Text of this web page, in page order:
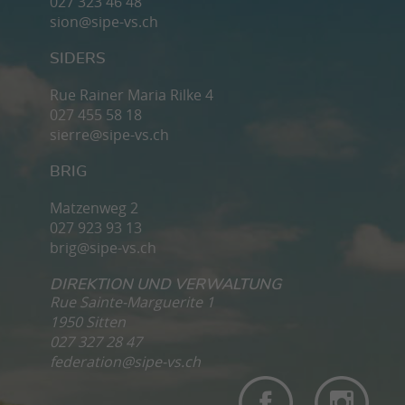
sion@sipe-vs.ch
SIDERS
Rue Rainer Maria Rilke 4
027 455 58 18
sierre@sipe-vs.ch
BRIG
Matzenweg 2
027 923 93 13
brig@sipe-vs.ch
DIREKTION UND VERWALTUNG
Rue Sainte-Marguerite 1
1950 Sitten
027 327 28 47
federation@sipe-vs.ch